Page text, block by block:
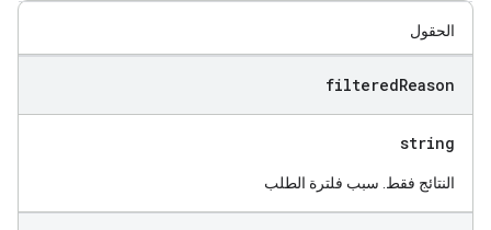
الحقول
filteredReason
string
النتائج فقط. سبب فلترة الطلب